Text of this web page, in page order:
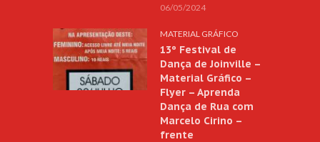
06/05/2024
MATERIAL GRÁFICO
13º Festival de
Dança de Joinville –
Material Gráfico –
Flyer – Aprenda
Dança de Rua com
Marcelo Cirino –
frente